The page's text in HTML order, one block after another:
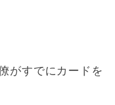
がすでにカードを